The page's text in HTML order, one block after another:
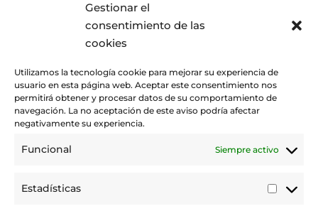
Gestionar el
consentimiento de las
cookies
Utilizamos la tecnología cookie para mejorar su experiencia de
usuario en esta página web. Aceptar este consentimiento nos
permitirá obtener y procesar datos de su comportamiento de
navegación. La no aceptación de este aviso podría afectar
negativamente su experiencia.
Funcional Siempre activo
Estadísticas
ACTUALIDAD
Promovemos y desarrollamos la práctica de la hípica en Canarias.